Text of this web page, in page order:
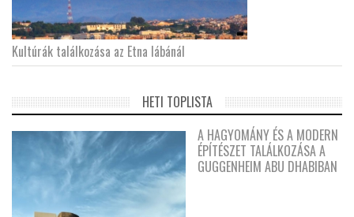
Kultúrák találkozása az Etna lábánál
HETI TOPLISTA
A HAGYOMÁNY ÉS A MODERN
ÉPÍTÉSZET TALÁLKOZÁSA A
GUGGENHEIM ABU DHABIBAN